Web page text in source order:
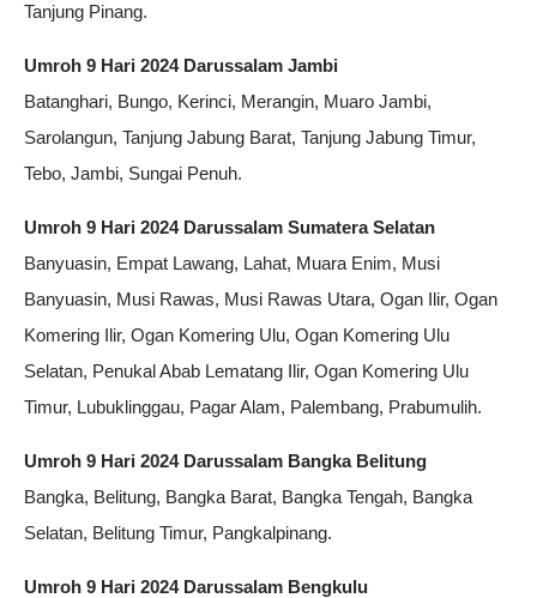
Tanjung Pinang.
Umroh 9 Hari 2024 Darussalam Jambi
Batanghari, Bungo, Kerinci, Merangin, Muaro Jambi,
Sarolangun, Tanjung Jabung Barat, Tanjung Jabung Timur,
Tebo, Jambi, Sungai Penuh.
Umroh 9 Hari 2024 Darussalam Sumatera Selatan
Banyuasin, Empat Lawang, Lahat, Muara Enim, Musi
Banyuasin, Musi Rawas, Musi Rawas Utara, Ogan Ilir, Ogan
Komering Ilir, Ogan Komering Ulu, Ogan Komering Ulu
Selatan, Penukal Abab Lematang Ilir, Ogan Komering Ulu
Timur, Lubuklinggau, Pagar Alam, Palembang, Prabumulih.
Umroh 9 Hari 2024 Darussalam Bangka Belitung
Bangka, Belitung, Bangka Barat, Bangka Tengah, Bangka
Selatan, Belitung Timur, Pangkalpinang.
Umroh 9 Hari 2024 Darussalam Bengkulu